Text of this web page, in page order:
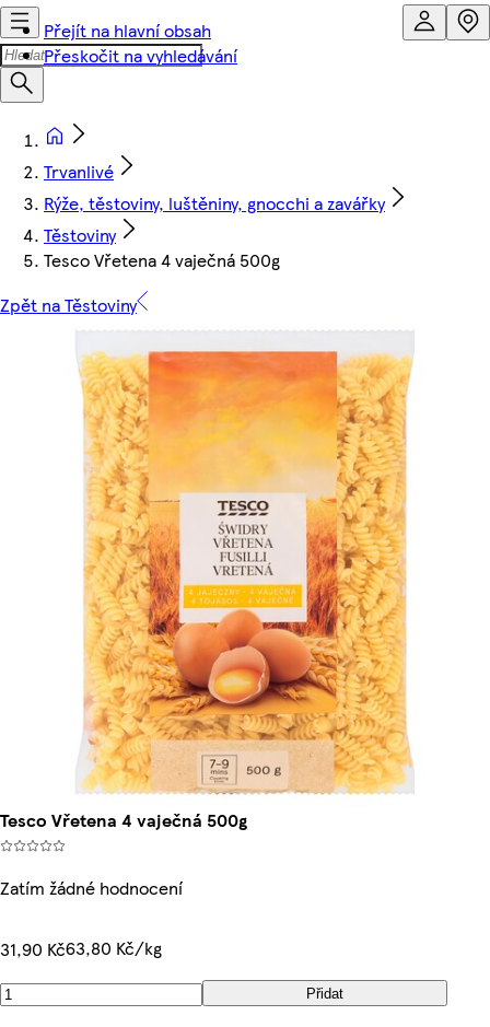
Přejít na hlavní obsah
Přeskočit na vyhledávání
Trvanlivé
Rýže, těstoviny, luštěniny, gnocchi a zavářky
Těstoviny
Tesco Vřetena 4 vaječná 500g
Zpět na Těstoviny
Tesco Vřetena 4 vaječná 500g
Zatím žádné hodnocení
31,90 Kč63,80 Kč/kg
Přidat